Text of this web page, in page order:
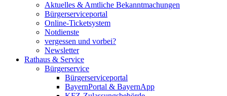
Aktuelles & Amtliche Bekanntmachungen
Bürgerserviceportal
Online-Ticketsystem
Notdienste
vergessen und vorbei?
Newsletter
Rathaus & Service
Bürgerservice
Bürgerserviceportal
BayernPortal & BayernApp